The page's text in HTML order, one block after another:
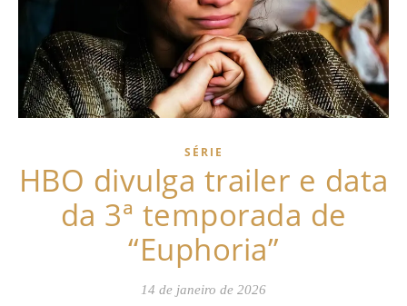
SÉRIE
HBO divulga trailer e data
da 3ª temporada de
“Euphoria”
14 de janeiro de 2026